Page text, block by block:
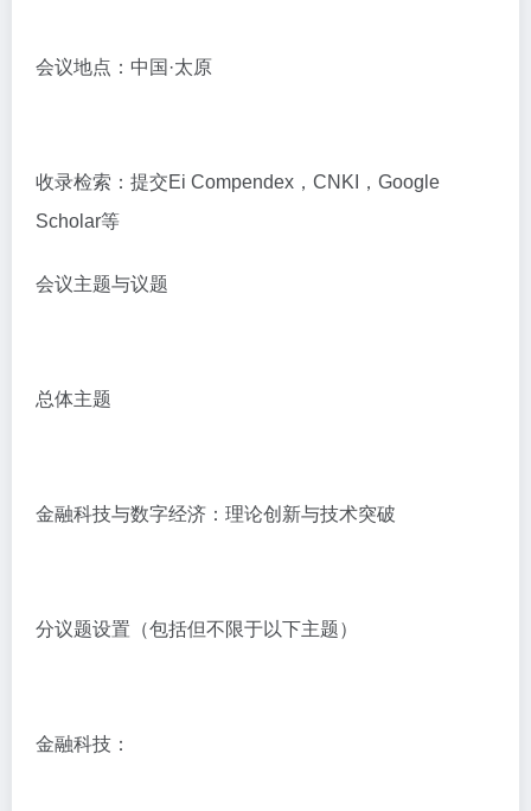
会议地点：中国·太原
收录检索：提交Ei Compendex，CNKI，Google
Scholar等
会议主题与议题
总体主题
金融科技与数字经济：理论创新与技术突破
分议题设置（包括但不限于以下主题）
金融科技：